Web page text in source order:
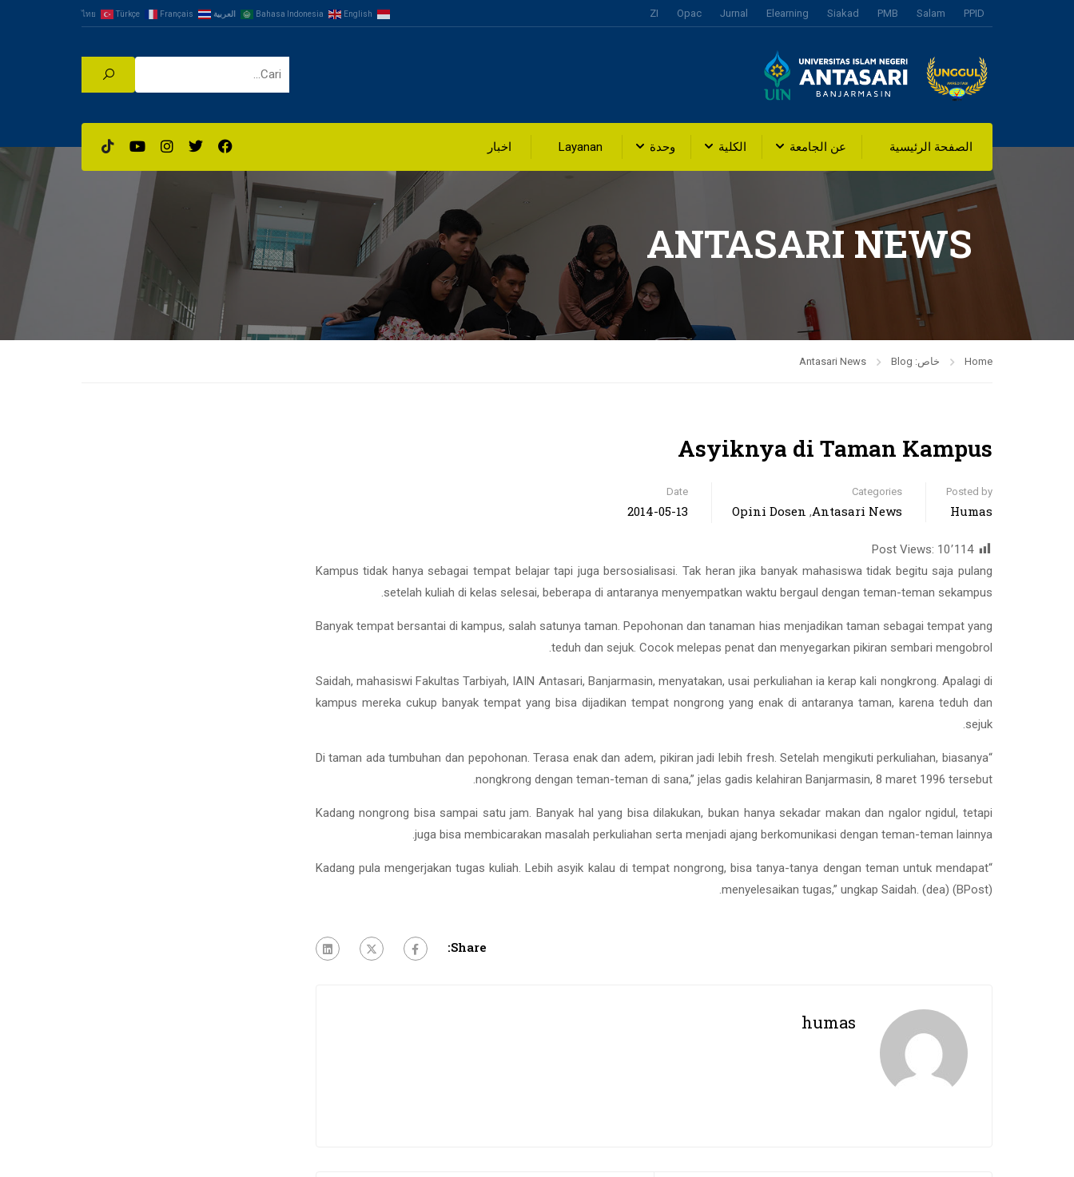
PPID
Salam
PMB
Siakad
Elearning
Jurnal
Opac
ZI
Bahasa Indonesia English العربية ไทย Türkçe Français
الصفحة الرئيسية عن الجامعة الكلية وحدة Layanan اخبار
ANTASARI NEWS
Home خاص: Blog Antasari News
Asyiknya di Taman Kampus
Posted by
Humas
Categories
Antasari News
,
Opini Dosen
Date
2014-05-13
Post Views: 10٬114
Kampus tidak hanya sebagai tempat belajar tapi juga bersosialisasi. Tak heran jika banyak mahasiswa tidak begitu saja pulang
setelah kuliah di kelas selesai, beberapa di antaranya menyempatkan waktu bergaul dengan teman-teman sekampus.
Banyak tempat bersantai di kampus, salah satunya taman. Pepohonan dan tanaman hias menjadikan taman sebagai tempat yang
teduh dan sejuk. Cocok melepas penat dan menyegarkan pikiran sembari mengobrol.
Saidah, mahasiswi Fakultas Tarbiyah, IAIN Antasari, Banjarmasin, menyatakan, usai perkuliahan ia kerap kali nongkrong. Apalagi di
kampus mereka cukup banyak tempat yang bisa dijadikan tempat nongrong yang enak di antaranya taman, karena teduh dan
sejuk.
“Di taman ada tumbuhan dan pepohonan. Terasa enak dan adem, pikiran jadi lebih fresh. Setelah mengikuti perkuliahan, biasanya
nongkrong dengan teman-teman di sana,” jelas gadis kelahiran Banjarmasin, 8 maret 1996 tersebut.
Kadang nongrong bisa sampai satu jam. Banyak hal yang bisa dilakukan, bukan hanya sekadar makan dan ngalor ngidul, tetapi
juga bisa membicarakan masalah perkuliahan serta menjadi ajang berkomunikasi dengan teman-teman lainnya.
“Kadang pula mengerjakan tugas kuliah. Lebih asyik kalau di tempat nongrong, bisa tanya-tanya dengan teman untuk mendapat
menyelesaikan tugas,” ungkap Saidah. (dea) (BPost).
Share:
humas